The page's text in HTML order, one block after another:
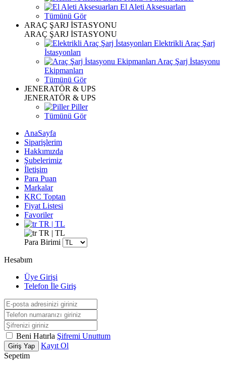
El Aleti Aksesuarları
Tümünü Gör
ARAÇ ŞARJ İSTASYONU
ARAÇ ŞARJ İSTASYONU
Elektrikli Araç Şarj
İstasyonları
Araç Şarj İstasyonu
Ekipmanları
Tümünü Gör
JENERATÖR & UPS
JENERATÖR & UPS
Piller
Tümünü Gör
AnaSayfa
Siparişlerim
Hakkımızda
Şubelerimiz
İletişim
Para Puan
Markalar
KRC Toptan
Fiyat Listesi
Favoriler
TR | TL
TR | TL
Para Birimi
Hesabım
Üye Girişi
Telefon İle Giriş
Beni Hatırla Şifremi Unuttum
Giriş Yap
Kayıt Ol
Sepetim